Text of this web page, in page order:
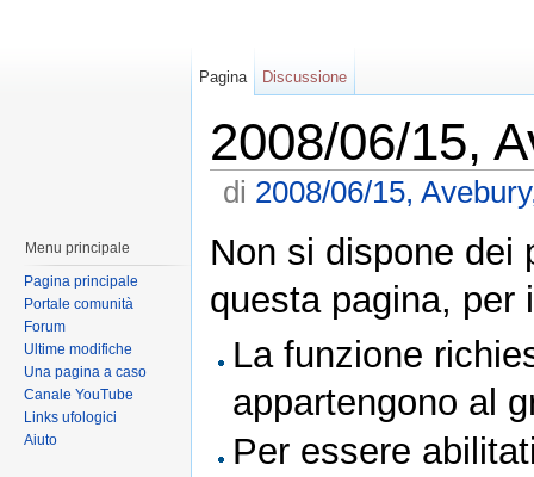
2008/06/15,
di 2008/06/15,
Non si dispone dei
questa pagina, per
La funzione
appartengono al
Per essere
Pagina Discussione
Menu principale
Pagina principale
Portale comunità
Forum
Ultime modifiche
Una pagina a caso
Canale YouTube
Links ufologici
Aiuto